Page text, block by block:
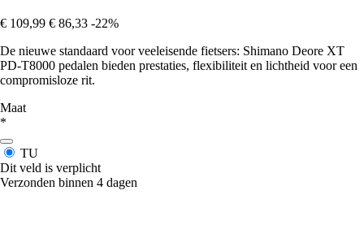
€ 109,99 € 86,33 -22%
De nieuwe standaard voor veeleisende fietsers: Shimano Deore XT
PD-T8000 pedalen bieden prestaties, flexibiliteit en lichtheid voor een
compromisloze rit.
Maat
*
TU
Dit veld is verplicht
Verzonden binnen 4 dagen